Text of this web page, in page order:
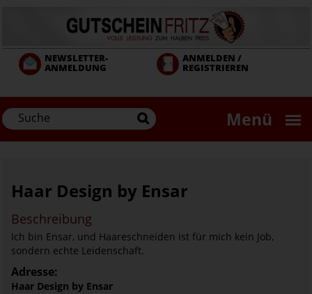
NEWSLETTER-
ANMELDUNG
ANMELDEN /
REGISTRIEREN
Menü
Haar Design by Ensar
Beschreibung
Ich bin Ensar, und Haareschneiden ist für mich kein Job,
sondern echte Leidenschaft.
Adresse:
Haar Design by Ensar